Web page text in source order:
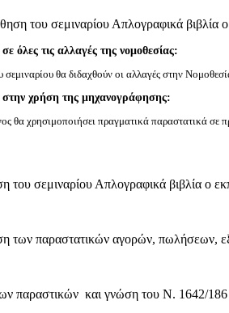
του σεμιναρίου Απλογραφικά βιβλία
όλες τις αλλαγές της νομοθεσίας:
σεμιναρίου θα διδαχθούν οι αλλαγές στην
στην χρήση της μηχανογράφησης:
θα χρησιμοποιήσει πραγματικά παραστατικά σε
σεμιναρίου Απλογραφικά βιβλία ο
των παραστατικών αγορών, πωλήσεων,
παραστικών και γνώση του Ν. 1642/